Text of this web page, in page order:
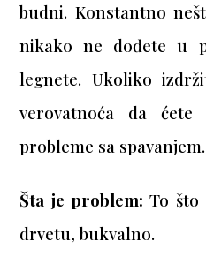
budni. Konstantno
nikako ne dođete u
legnete. Ukoliko
verovatnoća da
probleme sa spavanjem.
Šta je problem: To što
drvetu, bukvalno.